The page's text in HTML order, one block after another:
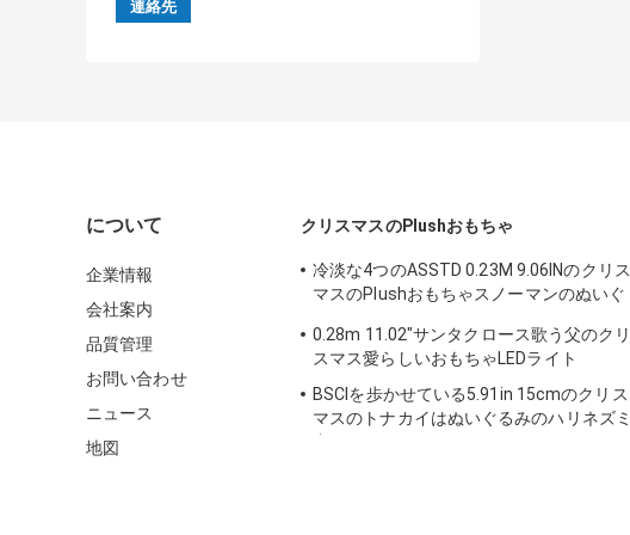
について
企業情報
会社案内
品質管理
お問い合わせ
ニュース
地図
クリスマスのPlushおもちゃ
冷淡な4つのASSTD 0.23M 9.06INのクリス
マスのPlushおもちゃスノーマンのぬいぐ
0.28m 11.02"サンタクロース歌う父のクリ
スマス愛らしいおもちゃLEDライト
BSCIを歩かせている5.91in 15cmのクリス
マスのトナカイはぬいぐるみのハリネズミ